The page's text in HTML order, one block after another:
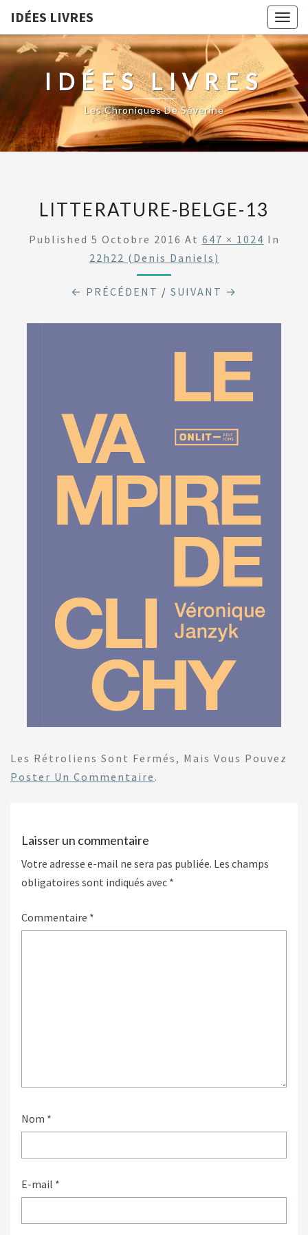
IDÉES LIVRES
IDÉES LIVRES
Les Chroniques De Séverine
LITTERATURE-BELGE-13
Published 5 Octobre 2016 At 647 × 1024 In
22h22 (Denis Daniels)
← PRÉCÉDENT / SUIVANT →
Les Rétroliens Sont Fermés, Mais Vous Pouvez
Poster Un Commentaire .
Laisser un commentaire
Votre adresse e-mail ne sera pas publiée. Les champs
obligatoires sont indiqués avec *
Commentaire *
Nom *
E-mail *